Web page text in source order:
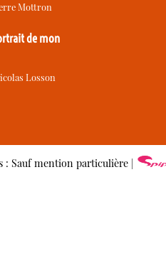
Mottron
de mon
Losson
: Sauf mention particulière |